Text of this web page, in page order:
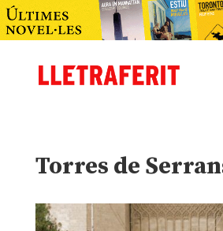
Torres de